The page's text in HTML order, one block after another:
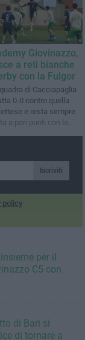
Giovinazzo,
a reti bianche
con la Fulgor
di Cacciapaglia
0-0 contro quella
e resta sempre
a pari punti con la
Iscriviti
policy
per il
C5 con
di Bari si
di tornare a